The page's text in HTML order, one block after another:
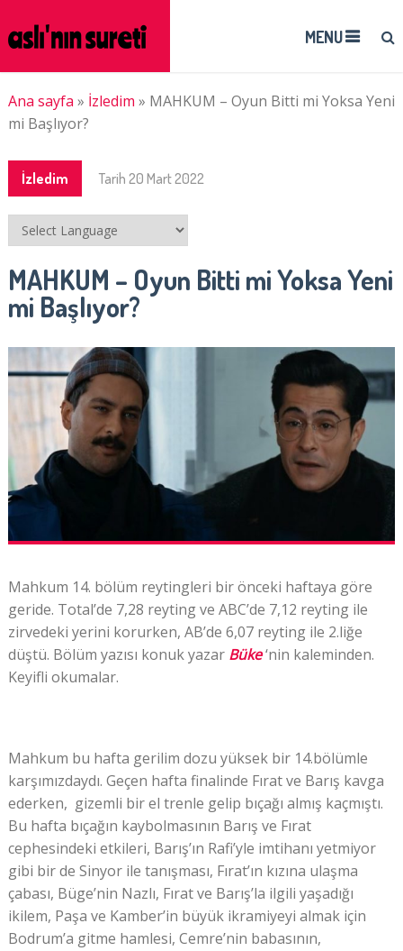
MENU
Ana sayfa » İzledim » MAHKUM – Oyun Bitti mi Yoksa Yeni
mi Başlıyor?
İzledim Tarih 20 Mart 2022
MAHKUM – Oyun Bitti mi Yoksa Yeni
mi Başlıyor?
Mahkum 14. bölüm reytingleri bir önceki haftaya göre
geride. Total’de 7,28 reyting ve ABC’de 7,12 reyting ile
zirvedeki yerini korurken, AB’de 6,07 reyting ile 2.liğe
düştü. Bölüm yazısı konuk yazar Büke‘nin kaleminden.
Keyifli okumalar.
Mahkum bu hafta gerilim dozu yüksek bir 14.bölümle
karşımızdaydı. Geçen hafta finalinde Fırat ve Barış kavga
ederken, gizemli bir el trenle gelip bıçağı almış kaçmıştı.
Bu hafta bıçağın kaybolmasının Barış ve Fırat
cephesindeki etkileri, Barış’ın Rafi’yle imtihanı yetmiyor
gibi bir de Sinyor ile tanışması, Fırat’ın kızına ulaşma
çabası, Büge’nin Nazlı, Fırat ve Barış’la ilgili yaşadığı
ikilem, Paşa ve Kamber’in büyük ikramiyeyi almak için
Bodrum’a gitme hamlesi, Cemre’nin babasının,